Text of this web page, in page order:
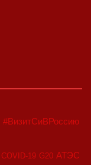
#ВизитСиВРоссию
COVID-19 G20 АТЭС